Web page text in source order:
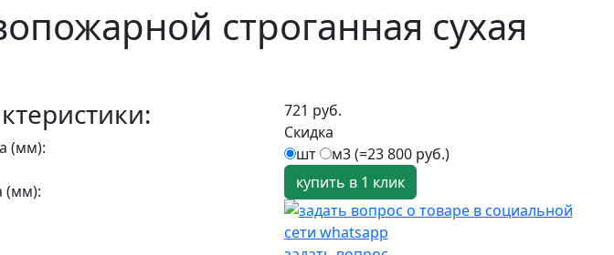
строганная сухая
(мм):
(мм):
721 руб.
Скидка
шт
м3 (=23 800 руб.)
купить в 1 клик